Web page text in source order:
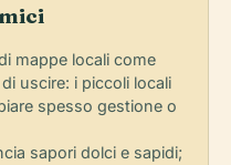
mappe locali come
uscire: i piccoli locali
spesso gestione o
sapori dolci e sapidi;